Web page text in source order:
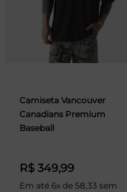
Camiseta Vancouver
Canadians Premium
Baseball
R$ 349,99
Em até 6x de 58,33 sem